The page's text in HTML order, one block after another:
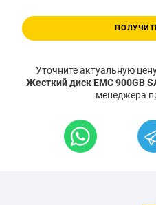
Уточните актуальную
Жесткий диск EMC 900GB
менеджера